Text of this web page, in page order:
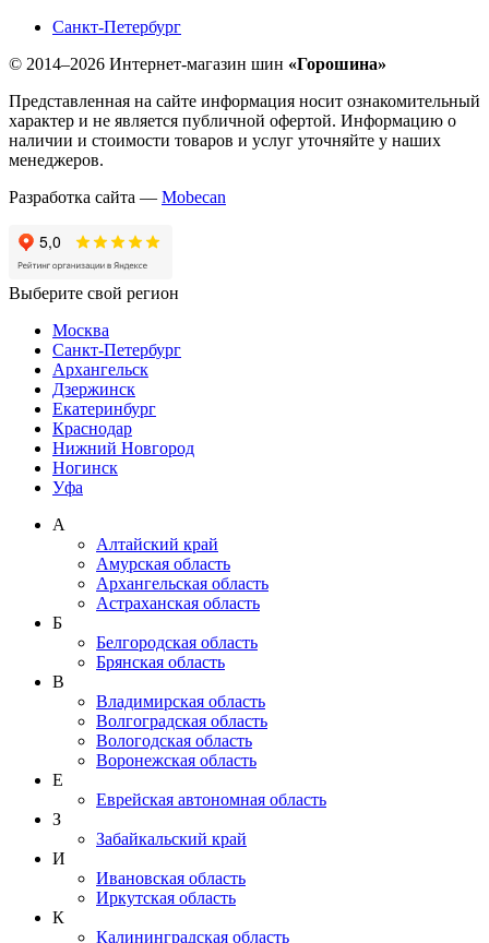
Санкт-Петербург
© 2014–2026 Интернет-магазин шин «Горошина»
Представленная на сайте информация носит ознакомительный
характер и не является публичной офертой. Информацию о
наличии и стоимости товаров и услуг уточняйте у наших
менеджеров.
Разработка сайта — Mobecan
Выберите свой регион
Москва
Санкт-Петербург
Архангельск
Дзержинск
Екатеринбург
Краснодар
Нижний Новгород
Ногинск
Уфа
А
Алтайский край
Амурская область
Архангельская область
Астраханская область
Б
Белгородская область
Брянская область
В
Владимирская область
Волгоградская область
Вологодская область
Воронежская область
Е
Еврейская автономная область
З
Забайкальский край
И
Ивановская область
Иркутская область
К
Калининградская область